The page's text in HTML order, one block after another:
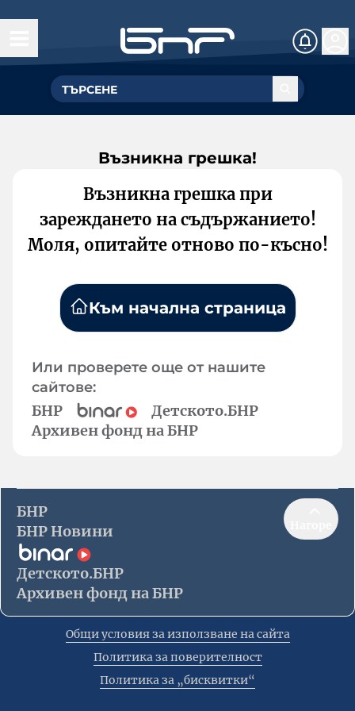
Възникна грешка!
Възникна грешка при
зареждането на съдържанието!
Моля, опитайте отново по-късно!
Към начална страница
Или проверете още от нашите
сайтове:
БНР
Детското.БНР
Архивен фонд на БНР
БНР
БНР Новини
Детското.БНР
Архивен фонд на БНР
Общи условия за използване на сайта
Политика за поверителност
Политика за „бисквитки“